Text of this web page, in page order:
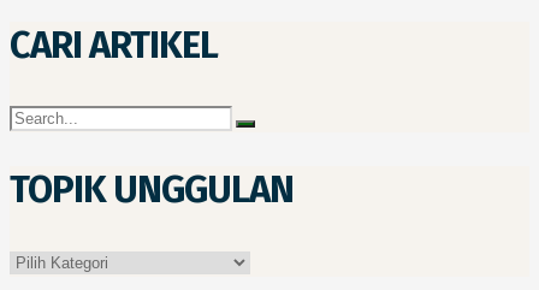
CARI ARTIKEL
TOPIK UNGGULAN
Topik